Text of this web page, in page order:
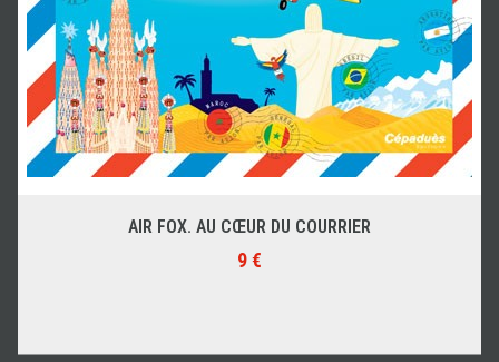
AIR FOX. AU CŒUR DU COURRIER
9 €